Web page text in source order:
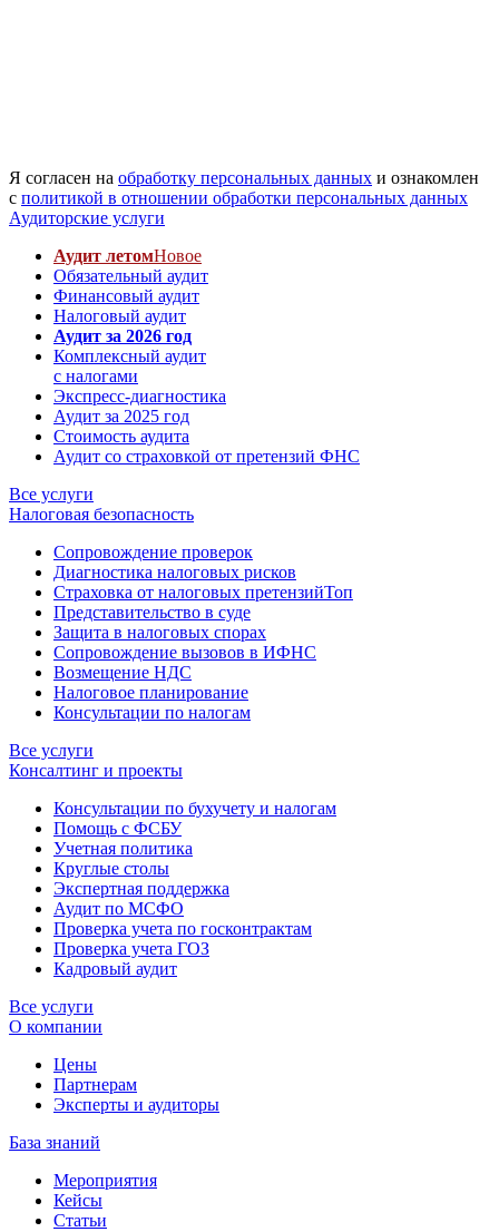
Я согласен на обработку персональных данных и ознакомлен
с политикой в отношении обработки персональных данных
Аудиторские услуги
Аудит летомНовое
Обязательный аудит
Финансовый аудит
Налоговый аудит
Аудит за 2026 год
Комплексный аудит
с налогами
Экспресс-диагностика
Аудит за 2025 год
Стоимость аудита
Аудит со страховкой от претензий ФНС
Все услуги
Налоговая безопасность
Сопровождение проверок
Диагностика налоговых рисков
Страховка от налоговых претензийТоп
Представительство в суде
Защита в налоговых спорах
Сопровождение вызовов в ИФНС
Возмещение НДС
Налоговое планирование
Консультации по налогам
Все услуги
Консалтинг и проекты
Консультации по бухучету и налогам
Помощь с ФСБУ
Учетная политика
Круглые столы
Экспертная поддержка
Аудит по МСФО
Проверка учета по госконтрактам
Проверка учета ГОЗ
Кадровый аудит
Все услуги
О компании
Цены
Партнерам
Эксперты и аудиторы
База знаний
Мероприятия
Кейсы
Статьи